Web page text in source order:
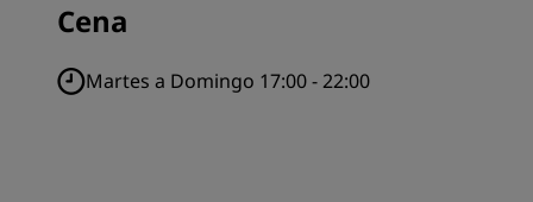
Cena
Martes a Domingo 17:00 - 22:00